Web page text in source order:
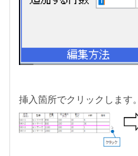
挿入箇所でクリックします。